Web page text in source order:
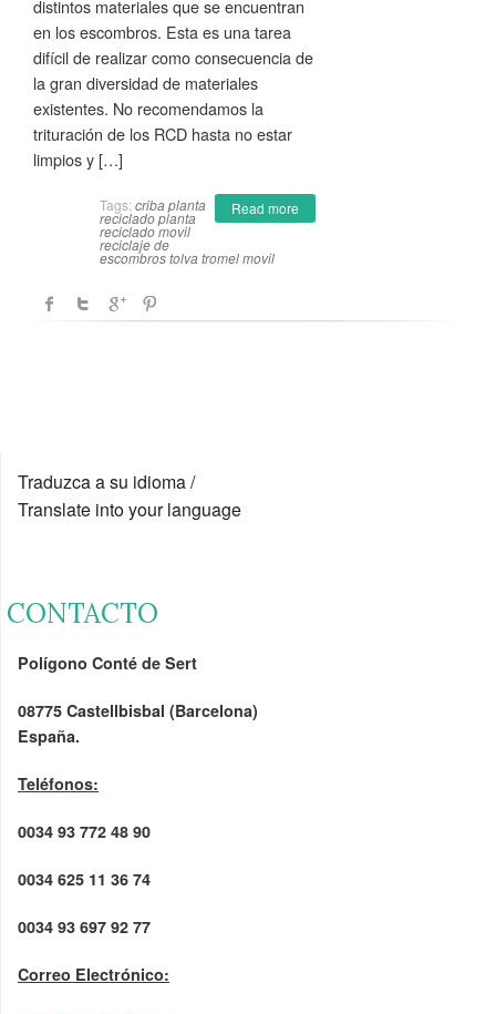
distintos materiales que se encuentran
en los escombros. Esta es una tarea
difícil de realizar como consecuencia de
la gran diversidad de materiales
existentes. No recomendamos la
trituración de los RCD hasta no estar
limpios y […]
Read more
Tags: criba planta
recicladoplanta
reciclado movil
reciclaje de
escombrostolva tromel movil
Traduzca a su idioma /
Translate into your language
CONTACTO
Polígono Conté de Sert
08775 Castellbisbal (Barcelona)
España.
Teléfonos:
0034 93 772 48 90
0034 625 11 36 74
0034 93 697 92 77
Correo Electrónico: